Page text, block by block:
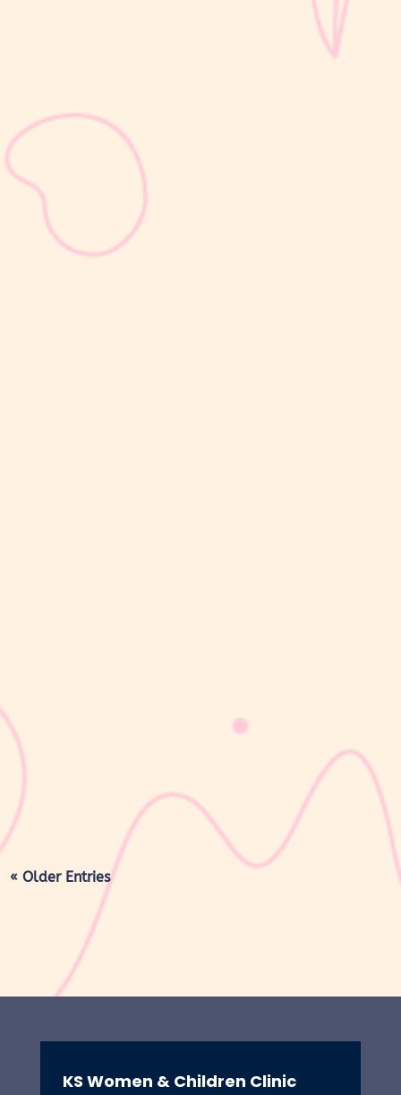
Selain berat badan, tinggi badan menjadi salah satu indikator
utama untuk menilai apakah tumbuh kembang si Kecil berjalan
yang dimulai sejak bayi lahir hingga organ reproduksi kembali
seperti sebelum hamil. Selama masa ini, tubuh Moms akan
mengalami berbagai perubahan, mulai dari rahim yang berangsur
« Older Entries
KS Women & Children Clinic